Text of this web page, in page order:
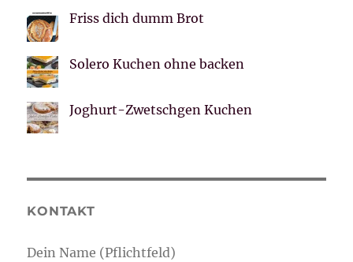
Friss dich dumm Brot
Solero Kuchen ohne backen
Joghurt-Zwetschgen Kuchen
KONTAKT
Dein Name (Pflichtfeld)